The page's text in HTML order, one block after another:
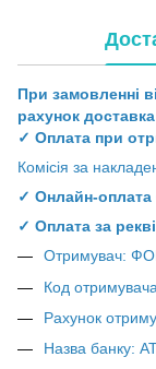
При замовленні
рахунок
✓ Оплата при
Комісія за
✓ Онлайн-оплата
✓ Оплата за
Отримувач:
Код
Рахунок
Назва банку: